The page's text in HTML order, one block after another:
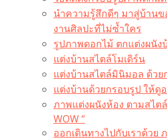
นำความรู้สึกดีๆ มาสู่บ้าน
งานศิลปะที่ไม่ซ้ำใคร
รูปภาพดอกไม้ ตกแต่งผนัง
แต่งบ้านสไตล์โมเดิร์น
แต่งบ้านสไตล์มินิมอล ด้ว
แต่งบ้านด้วยกรอบรูป ให้ดู
ภาพแต่งผนังห้อง ตามสไต
WOW “
ออกเดินทางไปกับเราด้วย